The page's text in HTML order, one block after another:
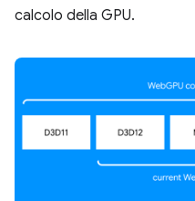
calcolo della GPU.